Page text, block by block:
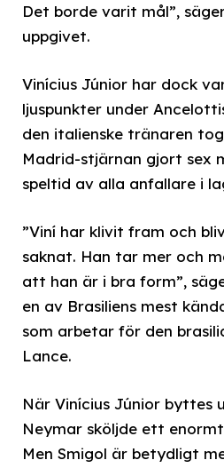
Det borde varit mål”,
uppgivet.
Vinícius Júnior har dock
ljuspunkter under
den italienske tränaren
Madrid-stjärnan gjort sex
speltid av alla anfallare i
”Viní har klivit fram och
saknat. Han tar mer och
att han är i bra form”,
en av Brasiliens mest
som arbetar för den
Lance.
När Vinícius Júnior
Neymar sköljde ett
Men Smigol är betydligt